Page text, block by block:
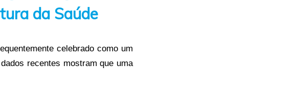
da Saúde
celebrado como um
recentes mostram que uma